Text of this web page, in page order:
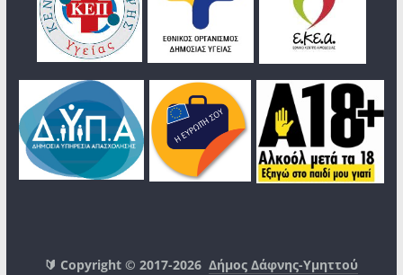
🔰 Copyright © 2017-2026Δήμος Δάφνης-Υμηττού